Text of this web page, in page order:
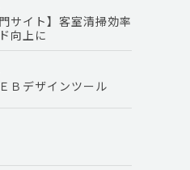
サイト】客室清掃効率
向上に
Ｂデザインツール